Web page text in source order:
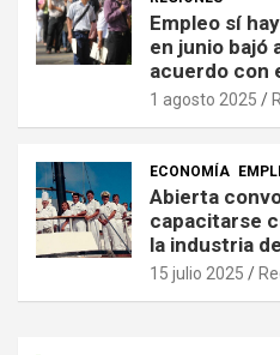
Empleo sí
en junio bajó
acuerdo con
1 agosto 2025
ECONOMÍA
Abierta
capacitarse
la industria
15 julio 2025